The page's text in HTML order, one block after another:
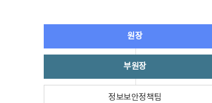
원장
부원장
정보보안정책팀